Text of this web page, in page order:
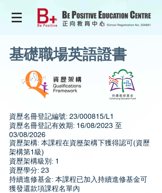
基礎職場英語證書
資歷名冊登記編號: 23/000815/L1
資歷名冊登記有效期: 16/08/2023 至
03/08/2026
資歷架構: 本課程在資歷架構下獲得認可(資歷
架構第1級)
資歷架構級別: 1
資歷學分: 23
持續進修基金: 本課程已加入持續進修基金可
獲發還款項課程名單內